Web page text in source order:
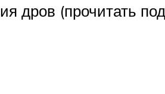
дров (прочитать